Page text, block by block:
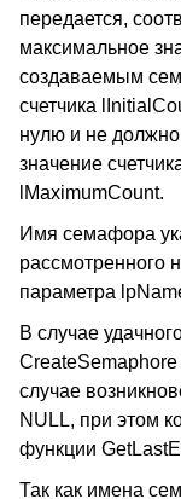
передается,
максимальное
создаваемым
счетчика
нулю и не
значение
lMaximumCount.
Имя семафора
рассмотренного
параметра
В случае
случае
NULL, при этом
функции
Так как имена